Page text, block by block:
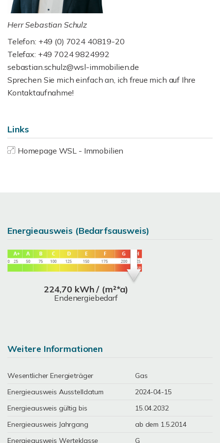
Herr Sebastian Schulz
Telefon: +49 (0) 7024 40819-20
Telefax: +49 7024 9824992
sebastian.schulz@wsl-immobilien.de
Sprechen Sie mich einfach an, ich freue mich auf Ihre
Kontaktaufnahme!
Links
Homepage WSL - Immobilien
Energieausweis (Bedarfsausweis)
224,70 kWh / (m²*a)
Endenergiebedarf
Weitere Informationen
Wesentlicher Energieträger
Gas
Energieausweis Ausstelldatum
2024-04-15
Energieausweis gültig bis
15.04.2032
Energieausweis Jahrgang
ab dem 1.5.2014
Energieausweis Werteklasse
G